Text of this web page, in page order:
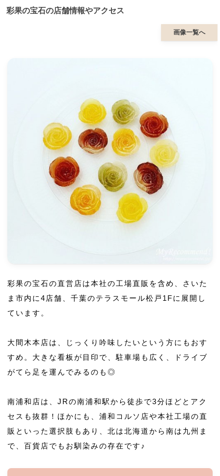
彩果の宝石の店舗情報やアクセス
画像一覧へ
彩果の宝石の直営店は本社の工場直販を含め、さいた
ま市内に4店舗、千葉のテラスモール松戸1Fに展開し
ています。
大間木本店は、じっくり吟味したいという方にもおす
すめ。大きな看板が目印で、駐車場も広く、ドライブ
がてら足を運んでみるのも◎
南浦和店は、JRの南浦和駅から徒歩で3分ほどとアク
セスも抜群！ほかにも、浦和コルソ店や本社工場の直
販といった選択肢もあり、北は北海道から南は九州ま
で、百貨店でもお馴染みの存在です♪